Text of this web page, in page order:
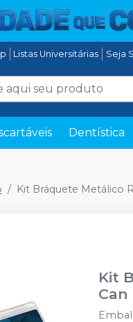
Listas Universitárias Seja
Dentística
Kit Bráquete Metálico
Kit
Can